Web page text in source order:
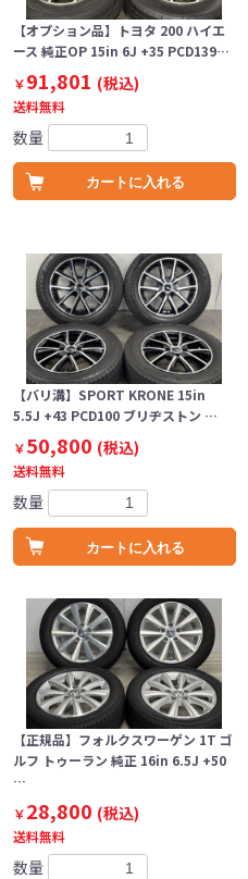
【オプション品】トヨタ 200 ハイエ
ース 純正OP 15in 6J +35 PCD139…
￥91,801 (税込)
送料無料
数量
カートに入れる
【バリ溝】SPORT KRONE 15in
5.5J +43 PCD100 ブリヂストン …
￥50,800 (税込)
送料無料
数量
カートに入れる
【正規品】フォルクスワーゲン 1T ゴ
ルフ トゥーラン 純正 16in 6.5J +50
…
￥28,800 (税込)
送料無料
数量